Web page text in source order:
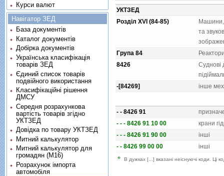
УКТЗЕД
Розділ XVI (84-85)
Машини,
та
Група 84
8426
Судновi
-[84269]
iнше
- - 8426 91
- - - 8426 91 10 00
крани
- - - 8426 91 90 00
iншi
- - 8426 99 00 00
iншi
В дужках [...] вказані неіснуючі коди. Ці
Курси валют
Навігатор ЗЕД
База документів
Каталог документів
Добірка документів
Українська класифікація
товарів ЗЕД
Єдиний список товарів
подвійного використання
Класифікаційні рішення
ДМСУ
Середня розрахункова
вартість товарів згідно
УКТЗЕД
Довідка по товару УКТЗЕД
Митний калькулятор
Митний калькулятор для
громадян (М16)
Розрахунок імпорта
автомобіля